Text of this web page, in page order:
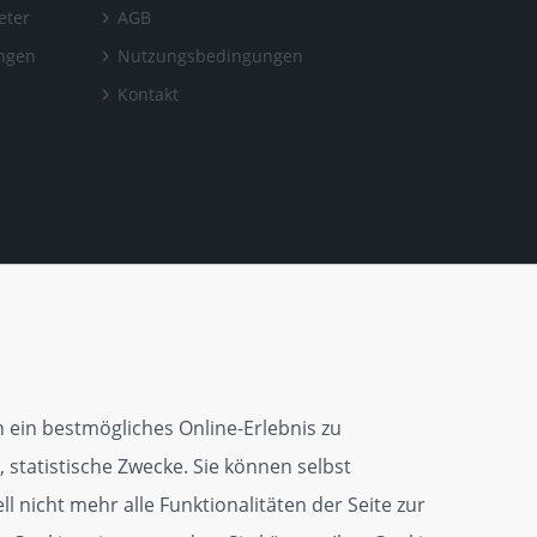
AGB
Nutzungsbedingungen
Kontakt
bestmögliches Online-Erlebnis zu
Zwecke. Sie können selbst
nicht mehr alle Funktionalitäten der Seite zur